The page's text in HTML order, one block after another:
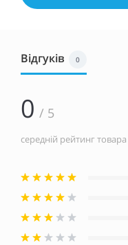
Відгуків 0
0 / 5
середній рейтинг товара